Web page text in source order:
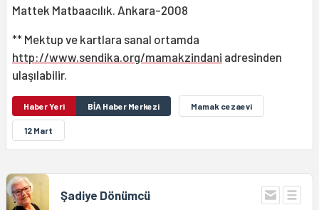
Mattek Matbaacılık. Ankara-2008
** Mektup ve kartlara sanal ortamda
http://www.sendika.org/mamakzindani adresinden
ulaşılabilir.
Haber Yeri BİA Haber Merkezi Mamak cezaevi
12 Mart
Şadiye Dönümcü